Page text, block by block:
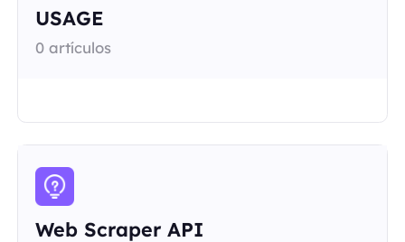
USAGE
0 artículos
Web Scraper API